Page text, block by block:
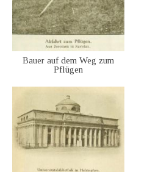
Bauer auf dem Weg zum
Pflügen